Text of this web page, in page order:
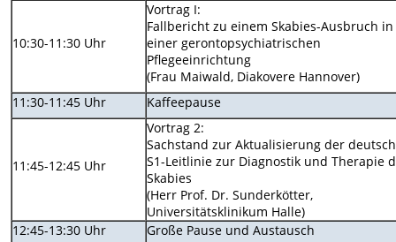
10:30-11:30 Uhr
Vortrag I:
Fallbericht zu einem Skabies-Ausbruch in
einer gerontopsychiatrischen
Pflegeeinrichtung
(Frau Maiwald, Diakovere Hannover)
11:30-11:45 Uhr
Kaffeepause
11:45-12:45 Uhr
Vortrag 2:
Sachstand zur Aktualisierung der
S1-Leitlinie zur Diagnostik und Therapie
Skabies
(Herr Prof. Dr. Sunderkötter,
Universitätsklinikum Halle)
12:45-13:30 Uhr
Große Pause und Austausch